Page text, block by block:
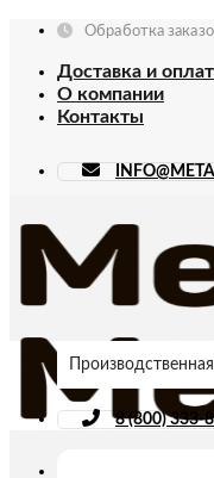
Skip
content
Обработка
Доставка и
О компании
Контакты
8 (800) 333-